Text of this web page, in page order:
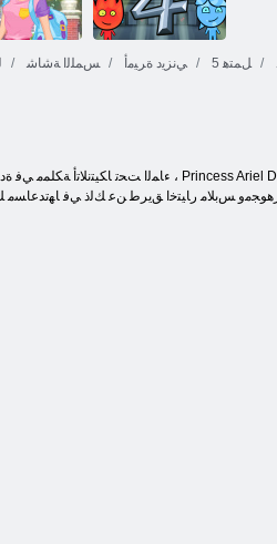
ﻞﻔﺣ
ﺓﺮﻴﻣﻷ ﺍ ﺔﻘﻳﺪﺣ
ﺲﻤﻠﻟﺍ ﺔﺷﺎﺷ ﻲﻧﺰﻳﺩ ﺓﺮﻴﻣﺃ 5 ﻞﻤﺘﻫ
ﺲﺑﻼ ﻣ ﺭﺎﻴﺘﺧﺍ ﻖﻳﺮﻃ ﻦﻋ ﻚﻟﺫ ﻲﻓ